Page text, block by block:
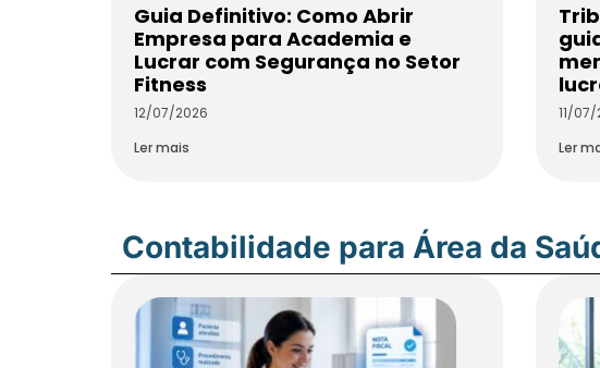
Guia Definitivo: Como Abrir
Empresa para Academia e
Lucrar com Segurança no Setor
Fitness
12/07/2026
Ler mais
11/
Ler
Contabilidade para Área da